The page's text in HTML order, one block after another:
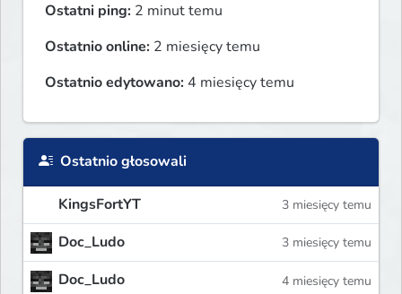
Ostatni ping: 2 minut temu
Ostatnio online: 2 miesięcy temu
Ostatnio edytowano: 4 miesięcy temu
Ostatnio głosowali
KingsFortYT 3 miesięcy temu
Doc_Ludo 3 miesięcy temu
Doc_Ludo 4 miesięcy temu